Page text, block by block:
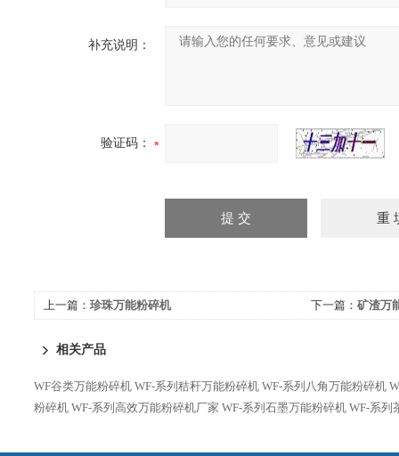
补充说明：
验证码：
上一篇： 珍珠万能粉碎机 下一篇： 矿渣万
相关产品
WF谷类万能粉碎机 WF-系列秸秆万能粉碎机 WF-系列八角万能粉碎机
粉碎机 WF-系列高效万能粉碎机厂家 WF-系列石墨万能粉碎机 WF-系列